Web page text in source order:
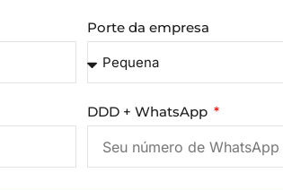
Porte da empresa
DDD + WhatsApp